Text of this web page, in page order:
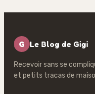
G Le Blog de Gigi
Recevoir sans se
et petits tracas de